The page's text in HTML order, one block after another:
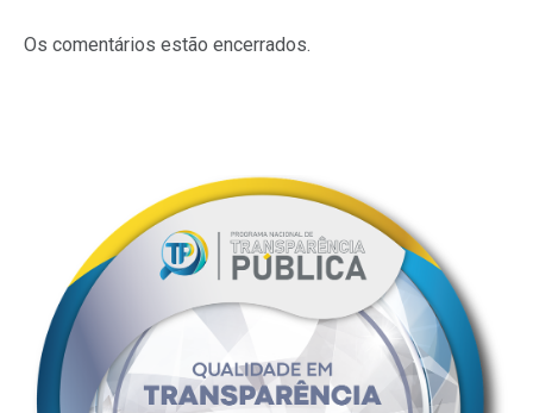
Os comentários estão encerrados.